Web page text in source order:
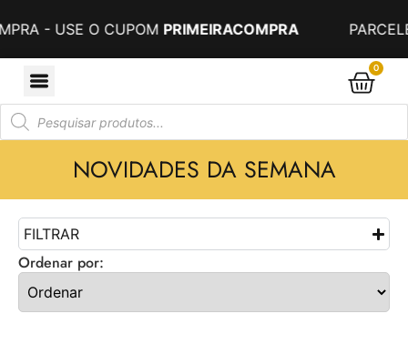
- USE O CUPOMPRIMEIRACOMPRA PARCELE
0
NOVIDADES DA SEMANA
FILTRAR
Ordenar por: